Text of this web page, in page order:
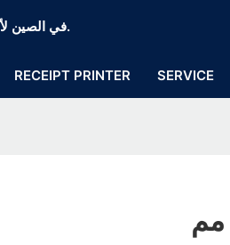
Zywell Thermal Printer and POS Printer Manufaction في الصين لأكثر من 20 عامًا.
RECEIPT PRINTER SERVICE
أفضل طابعة حرارية مخصصة مقاس 80 مم |